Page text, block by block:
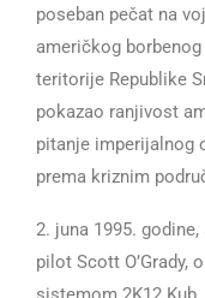
poseban pečat na
američkog
teritorije Republike
pokazao ranjivost
pitanje imperijalnog
prema kriznim
2. juna 1995.
pilot Scott O’Grady,